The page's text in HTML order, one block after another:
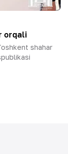
orqali
shahar